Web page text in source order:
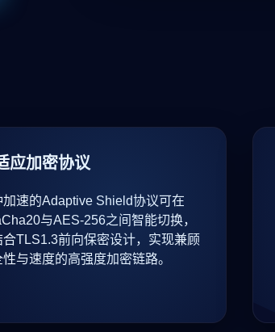
应加密协议
加速的Adaptive Shield协议可在
与AES-256之间智能切换，
合TLS1.3前向保密设计，实现兼顾
性与速度的高强度加密链路。